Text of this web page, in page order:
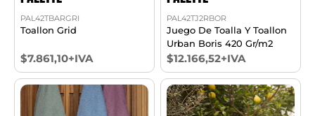
PAL42TBARGRI
Toallon Grid
$7.861,10+IVA
PAL42TJ2RBOR
Juego De Toalla Y Toallon
Urban Boris 420 Gr/m2
$12.166,52+IVA